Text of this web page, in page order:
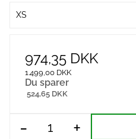
XS
974,35 DKK
1.499,00 DKK
Du sparer
524,65 DKK
- +